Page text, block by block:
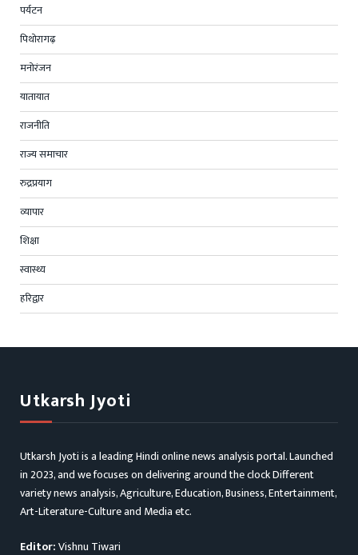
पर्यटन
पिथोरागढ़
मनोरंजन
यातायात
राजनीति
राज्य समाचार
रुद्रप्रयाग
व्यापार
शिक्षा
स्वास्थ्य
हरिद्वार
Utkarsh Jyoti
Utkarsh Jyoti is a leading Hindi online news analysis portal. Launched
in 2023, and we focuses on delivering around the clock Different
variety news analysis, Agriculture, Education, Business, Entertainment,
Art-Literature-Culture and Media etc.
Editor:Vishnu Tiwari